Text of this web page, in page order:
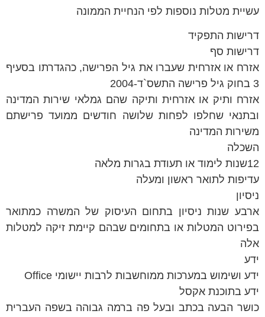
עשיית מטלות נוספות לפי הנחיית הממונה
דרישות התפקיד
דרישות סף
אזרח או אזרחית שעברו את גיל הפרישה, כהגדרתו בסעיף
3 בחוק גיל פרישה התשס`ד-2004
אזרח ותיק או אזרחית ותיקה שהם גמלאי שירות המדינה
ובתנאי שחלפו לפחות שלושה חודשים ממועד פרישתם
משירות המדינה
השכלה
12שנות לימוד או תעודת בגרות מלאה
עדיפות לתואר ראשון ומעלה
ניסיון
ארבע שנות ניסיון בתחום העיסוק של המשרה כמתואר
בפירוט המטלות או בתחומים שבהם קיימת זיקה למטלות
אלה
ידע
ידע ושימוש במערכות ממוחשבות לרבות יישומי Office
ידע בתוכנת אקסל
כושר הבעה בכתב ובעל פה ברמה גבוהה בשפה העברית